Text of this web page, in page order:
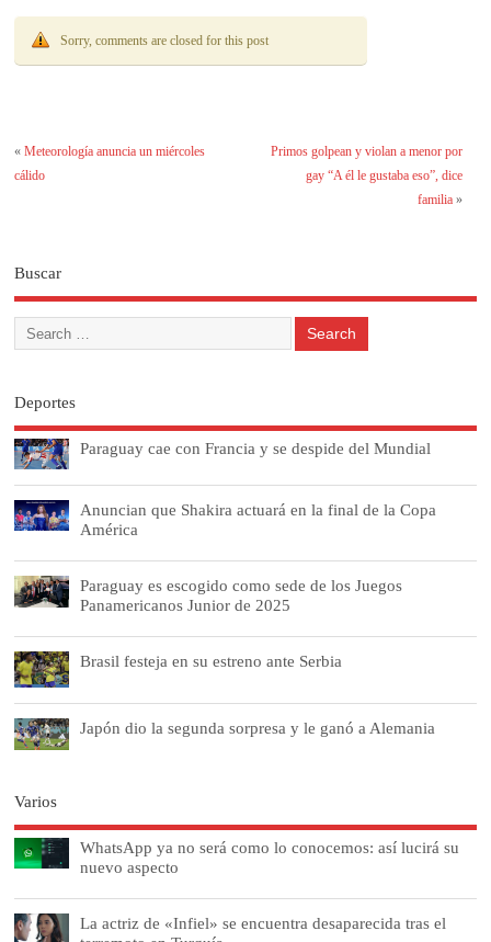
Sorry, comments are closed for this post
«Meteorología anuncia un miércoles
cálido
Primos golpean y violan a menor por
gay “A él le gustaba eso”, dice
familia»
Buscar
Deportes
Paraguay cae con Francia y se despide del Mundial
Anuncian que Shakira actuará en la final de la Copa
América
Paraguay es escogido como sede de los Juegos
Panamericanos Junior de 2025
Brasil festeja en su estreno ante Serbia
Japón dio la segunda sorpresa y le ganó a Alemania
Varios
WhatsApp ya no será como lo conocemos: así lucirá su
nuevo aspecto
La actriz de «Infiel» se encuentra desaparecida tras el